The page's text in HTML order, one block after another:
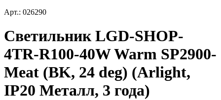
Арт.: 026290
Светильник LGD-SHOP-
4TR-R100-40W Warm SP2900-
Meat (BK, 24 deg) (Arlight,
IP20 Металл, 3 года)